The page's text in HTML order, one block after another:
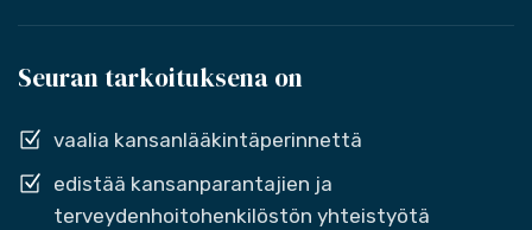
Seuran tarkoituksena on
vaalia kansanlääkintäperinnettä
edistää kansanparantajien ja
terveydenhoitohenkilöstön yhteistyötä